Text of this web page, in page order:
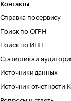
Контакты
Справка по сервису
Поиск по ОГРН
Поиск по ИНН
Статистика и
Источники данных
Источник отчетности
Вопросы и ответы